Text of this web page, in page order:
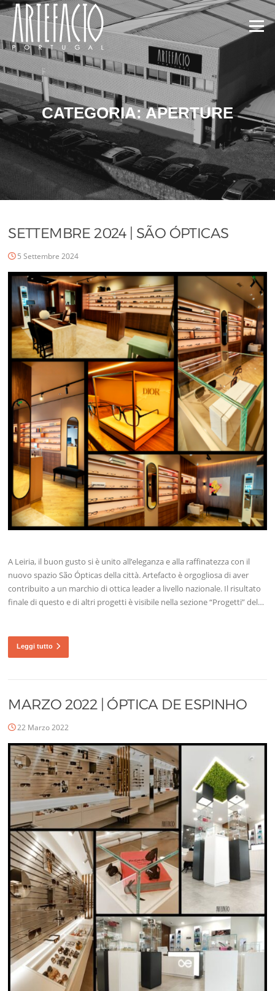
Menu
CATEGORIA:APERTURE
SETTEMBRE 2024 | SÃO ÓPTICAS
5 Settembre 2024
A Leiria, il buon gusto si è unito all’eleganza e alla raffinatezza con il
nuovo spazio São Ópticas della città. Artefacto è orgogliosa di aver
contribuito a un marchio di ottica leader a livello nazionale. Il risultato
finale di questo e di altri progetti è visibile nella sezione “Progetti” del…
Leggi tutto
MARZO 2022 | ÓPTICA DE ESPINHO
22 Marzo 2022